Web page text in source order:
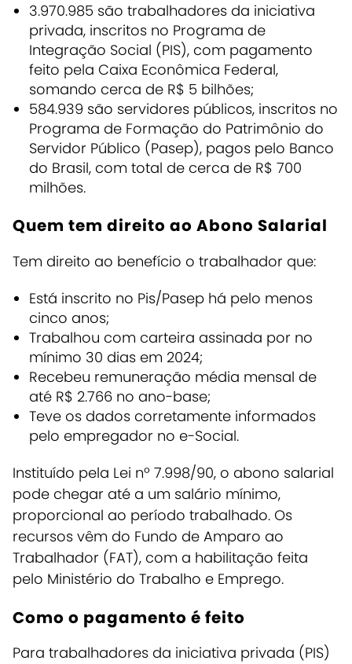
3.970.985 são trabalhadores da iniciativa
privada, inscritos no Programa de
Integração Social (PIS), com pagamento
feito pela Caixa Econômica Federal,
somando cerca de R$ 5 bilhões;
584.939 são servidores públicos, inscritos no
Programa de Formação do Patrimônio do
Servidor Público (Pasep), pagos pelo Banco
do Brasil, com total de cerca de R$ 700
milhões.
Quem tem direito ao Abono Salarial
Tem direito ao benefício o trabalhador que:
Está inscrito no Pis/Pasep há pelo menos
cinco anos;
Trabalhou com carteira assinada por no
mínimo 30 dias em 2024;
Recebeu remuneração média mensal de
até R$ 2.766 no ano-base;
Teve os dados corretamente informados
pelo empregador no e-Social.
Instituído pela Lei nº 7.998/90, o abono salarial
pode chegar até a um salário mínimo,
proporcional ao período trabalhado. Os
recursos vêm do Fundo de Amparo ao
Trabalhador (FAT), com a habilitação feita
pelo Ministério do Trabalho e Emprego.
Como o pagamento é feito
Para trabalhadores da iniciativa privada (PIS)